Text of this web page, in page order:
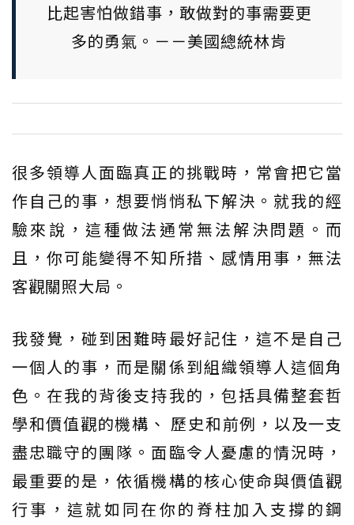
比起害怕做錯事，敢做對的事需要更
多的勇氣。－－美國總統林肯
很多領導人面臨真正的挑戰時，常會把它當
作自己的事，想要悄悄私下解決。就我的經
驗來說，這種做法通常無法解決問題。而
且，你可能變得不知所措、感情用事，無法
客觀關照大局。
我發覺，碰到困難時最好記住，這不是自己
一個人的事，而是關係到組織領導人這個角
色。在我的背後支持我的，包括具備整套哲
學和價值觀的機構、 歷史和前例，以及一支
盡忠職守的團隊。面臨令人憂慮的情況時，
最重要的是，依循機構的核心使命與價值觀
行事，這就如同在你的脊柱加入支撐的鋼